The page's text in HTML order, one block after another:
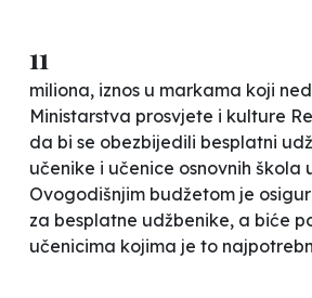
11
miliona, iznos u markama koji
Ministarstva prosvjete i kulture
da bi se obezbijedili besplatni
učenike i učenice osnovnih škola
Ovogodišnjim budžetom je
za besplatne udžbenike, a biće
učenicima kojima je to